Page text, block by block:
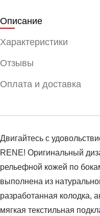
Описание
Характеристики
Отзывы
Оплата и доставка
Двигайтесь с
RENE! Оригинальный
рельефной кожей по
выполнена из
разработанная колодка,
мягкая текстильная